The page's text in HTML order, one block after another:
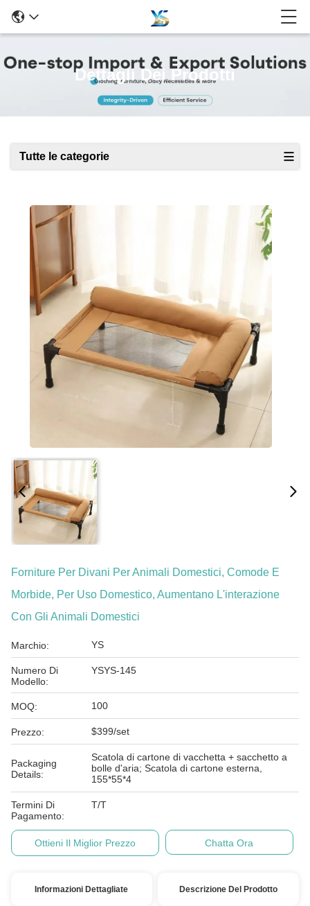
Dettagli Dei Prodotti
Tutte le categorie
Forniture Per Divani Per Animali Domestici, Comode E
Morbide, Per Uso Domestico, Aumentano L'interazione
Con Gli Animali Domestici
Marchio: YS
Numero Di
Modello:
YSYS-145
MOQ: 100
Prezzo: $399/set
Packaging
Details:
Scatola di cartone di vacchetta + sacchetto a
bolle d'aria; Scatola di cartone esterna,
155*55*4
Termini Di
Pagamento:
T/T
Ottieni Il Miglior Prezzo Chatta Ora
Informazioni Dettagliate Descrizione Del Prodotto